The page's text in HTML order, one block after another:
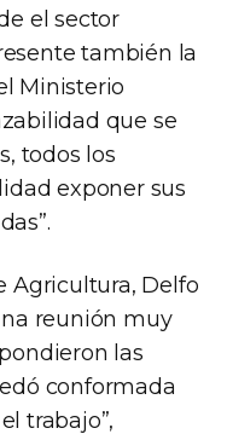
el sector
también la
Ministerio
que se
todos los
exponer sus
Agricultura, Delfo
reunión muy
las
conformada
trabajo”,